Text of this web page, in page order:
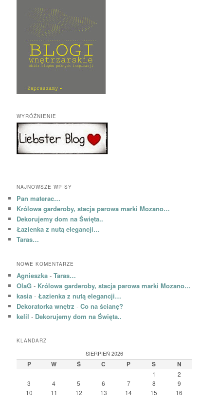
WYRÓŻNIENIE
NAJNOWSZE WPISY
Pan materac…
Królowa garderoby, stacja parowa marki Mozano…
Dekorujemy dom na Święta..
Łazienka z nutą elegancji…
Taras…
NOWE KOMENTARZE
Agnieszka -Taras…
OlaG - Królowa garderoby, stacja parowa marki Mozano…
kasia -Łazienka z nutą elegancji…
Dekoratorka wnętrz -Co na ścianę?
kelil - Dekorujemy dom na Święta..
KLANDARZ
SIERPIEŃ 2026
P W Ś C P S N
1
2
3
4 5 6 7 8
9
10
11 12 13 14 15
16